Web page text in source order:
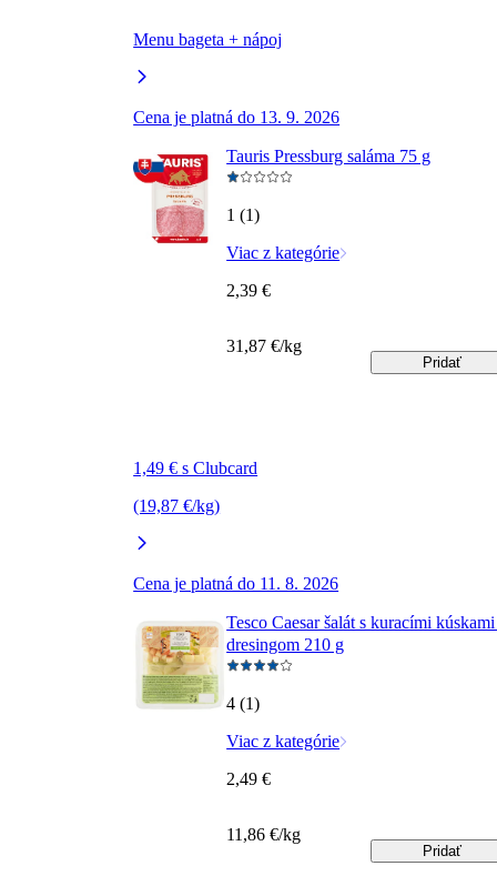
Menu bageta + nápoj
Cena je platná do 13. 9. 2026
Tauris Pressburg saláma 75 g
1 (1)
Viac z kategórie
1,49 € s Clubcard
(19,87 €/kg)
Cena je platná do 11. 8. 2026
2,39 €
31,87 €/kg
Pridať
Tesco Caesar šalát s kuracími
dresingom 210 g
4 (1)
Viac z kategórie
2,49 €
11,86 €/kg
Pridať